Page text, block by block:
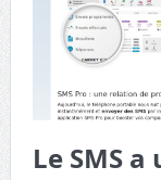
Le SMS